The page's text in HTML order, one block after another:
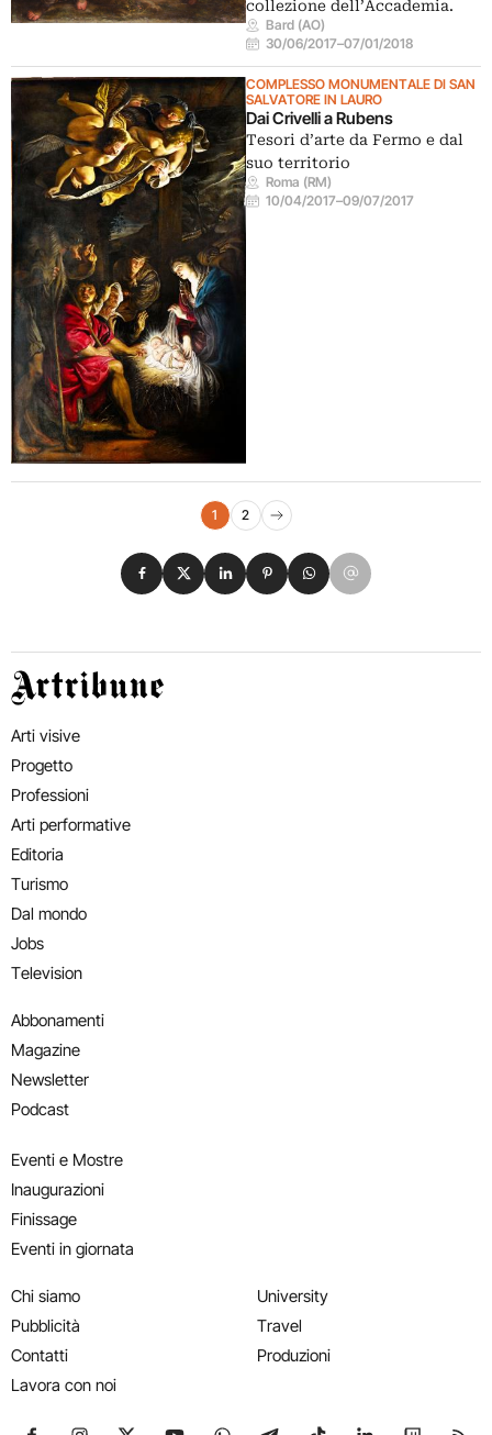
collezione dell’Accademia.
Bard (AO)
30/06/2017–07/01/2018
COMPLESSO MONUMENTALE DI SAN
SALVATORE IN LAURO
Dai Crivelli a Rubens
Tesori d’arte da Fermo e dal
suo territorio
Roma (RM)
10/04/2017–09/07/2017
Navigazione eventi
1 2
Pagina successiva
Condividi su Facebook
Condividi su X
Condividi su LinkedIn
Condividi su Pinterest
Condividi su WhatsApp
Condividi su Email
Artribune
Arti visive
Progetto
Professioni
Arti performative
Editoria
Turismo
Dal mondo
Jobs
Television
Abbonamenti
Magazine
Newsletter
Podcast
Eventi e Mostre
Inaugurazioni
Finissage
Eventi in giornata
Chi siamo
Pubblicità
Contatti
Lavora con noi
University
Travel
Produzioni
Seguici su Facebook
Seguici su Instagram
Seguici su X
Seguici su YouTube
Seguici su WhatsApp
Seguici su Telegram
Seguici su TikTok
Seguici su
Seguici